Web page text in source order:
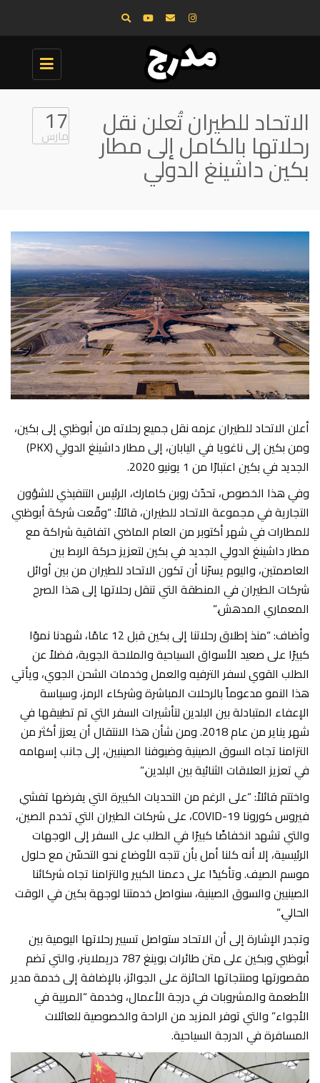
Toggle
navigation
الاتحاد للطيران تُعلن نقل
رحلاتها بالكامل إلى مطار
بكين داشينغ الدولي
17
مارس
أعلن الاتحاد للطيران عزمه نقل جميع رحلاته من أبوظبي إلى بكين،
ومن بكين إلى ناغويا في اليابان، إلى مطار داشينغ الدولي (PKX)
الجديد في بكين اعتبارًا من 1 يونيو 2020.
وفي هذا الخصوص، تحدّث روبن كامارك، الرئيس التنفيذي للشؤون
التجارية في مجموعة الاتحاد للطيران، قائلاً: “وقّعت شركة أبوظبي
للمطارات في شهر أكتوبر من العام الماضي اتفاقية شراكة مع
مطار داشينغ الدولي الجديد في بكين لتعزيز حركة الربط بين
العاصمتين، واليوم يسرّنا أن تكون الاتحاد للطيران من بين أوائل
شركات الطيران في المنطقة التي تنقل رحلاتها إلى هذا الصرح
المعماري المدهش.”
وأضاف: “منذ إطلاق رحلاتنا إلى بكين قبل 12 عامًا، شهدنا نموًا
كبيرًا على صعيد الأسواق السياحية والملاحة الجوية، فضلاً عن
الطلب القوي لسفر الترفيه والعمل وخدمات الشحن الجوي، ويأتي
هذا النمو مدعوماً بالرحلات المباشرة وشركاء الرمز، وسياسة
الإعفاء المتبادلة بين البلدين لتأشيرات السفر التي تم تطبيقها في
شهر يناير من عام 2018. ومن شأن هذا الانتقال أن يعزز أكثر من
التزامنا تجاه السوق الصينية وضيوفنا الصينيين، إلى جانب إسهامه
في تعزيز العلاقات الثنائية بين البلدين.”
واختتم قائلاً: “على الرغم من التحديات الكبيرة التي يفرضها تفشي
فيروس كورونا COVID-19، على شركات الطيران التي تخدم الصين،
والتي تشهد انخفاضًا كبيرًا في الطلب على السفر إلى الوجهات
الرئيسية، إلا أنه كلنا أمل بأن تتجه الأوضاع نحو التحسّن مع حلول
موسم الصيف. وتأكيدًا على دعمنا الكبير والتزامنا تجاه شركائنا
الصينيين والسوق الصينية، سنواصل خدمتنا لوجهة بكين في الوقت
الحالي.”
وتجدر الإشارة إلى أن الاتحاد ستواصل تسيير رحلاتها اليومية بين
أبوظبي وبكين على متن طائرات بوينغ 787 دريملاينر، والتي تضم
مقصورتها ومنتجاتها الحائزة على الجوائز، بالإضافة إلى خدمة مدير
الأطعمة والمشروبات في درجة الأعمال، وخدمة “المربية في
الأجواء” والتي توفر المزيد من الراحة والخصوصية للعائلات
المسافرة في الدرجة السياحية.